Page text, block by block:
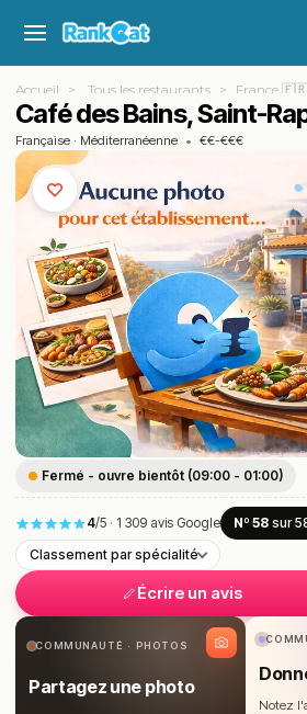
Accueil Tous les restaurants France 🇫🇷
Café des Bains, Saint-
Française · Méditerranéenne • €€-€€€
Fermé - ouvre bientôt (09:00 - 01:00)
4/5 · 1 309 avis Google Nº 58 sur
Classement par spécialité
Écrire un avis
COMMUNAUTÉ · PHOTOS
Partagez une photo
Notez